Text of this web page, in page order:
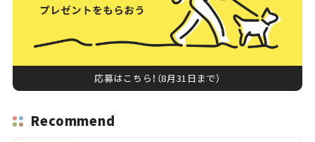
応募はこちら！（8月31日まで）
Recommend